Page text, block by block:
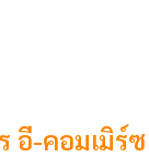
-คอมเมิร์